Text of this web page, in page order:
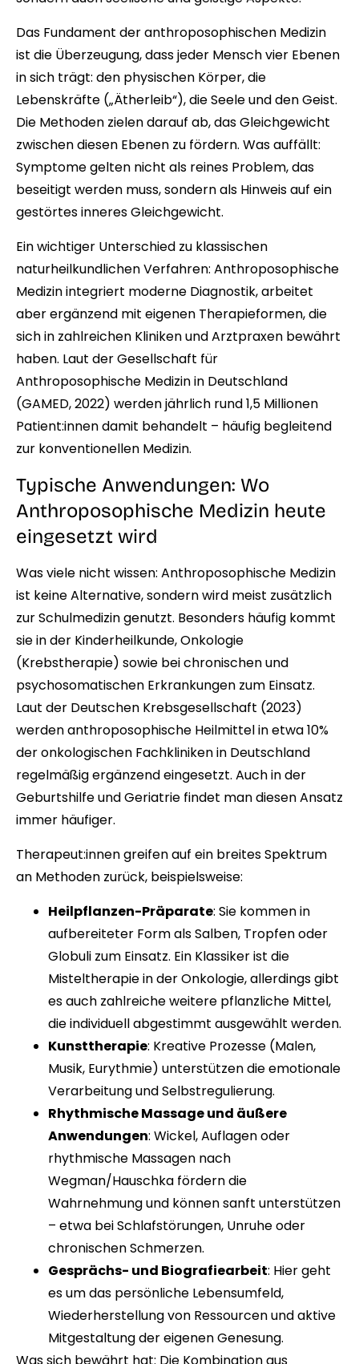
Das Fundament der anthroposophischen Medizin
ist die Überzeugung, dass jeder Mensch vier Ebenen
in sich trägt: den physischen Körper, die
Lebenskräfte („Ätherleib“), die Seele und den Geist.
Die Methoden zielen darauf ab, das Gleichgewicht
zwischen diesen Ebenen zu fördern. Was auffällt:
Symptome gelten nicht als reines Problem, das
beseitigt werden muss, sondern als Hinweis auf ein
gestörtes inneres Gleichgewicht.
Ein wichtiger Unterschied zu klassischen
naturheilkundlichen Verfahren: Anthroposophische
Medizin integriert moderne Diagnostik, arbeitet
aber ergänzend mit eigenen Therapieformen, die
sich in zahlreichen Kliniken und Arztpraxen bewährt
haben. Laut der Gesellschaft für
Anthroposophische Medizin in Deutschland
(GAMED, 2022) werden jährlich rund 1,5 Millionen
Patient:innen damit behandelt – häufig begleitend
zur konventionellen Medizin.
Typische Anwendungen: Wo
Anthroposophische Medizin heute
eingesetzt wird
Was viele nicht wissen: Anthroposophische Medizin
ist keine Alternative, sondern wird meist zusätzlich
zur Schulmedizin genutzt. Besonders häufig kommt
sie in der Kinderheilkunde, Onkologie
(Krebstherapie) sowie bei chronischen und
psychosomatischen Erkrankungen zum Einsatz.
Laut der Deutschen Krebsgesellschaft (2023)
werden anthroposophische Heilmittel in etwa 10%
der onkologischen Fachkliniken in Deutschland
regelmäßig ergänzend eingesetzt. Auch in der
Geburtshilfe und Geriatrie findet man diesen Ansatz
immer häufiger.
Therapeut:innen greifen auf ein breites Spektrum
an Methoden zurück, beispielsweise:
Heilpflanzen-Präparate: Sie kommen in
aufbereiteter Form als Salben, Tropfen oder
Globuli zum Einsatz. Ein Klassiker ist die
Misteltherapie in der Onkologie, allerdings gibt
es auch zahlreiche weitere pflanzliche Mittel,
die individuell abgestimmt ausgewählt werden.
Kunsttherapie: Kreative Prozesse (Malen,
Musik, Eurythmie) unterstützen die emotionale
Verarbeitung und Selbstregulierung.
Rhythmische Massage und äußere
Anwendungen: Wickel, Auflagen oder
rhythmische Massagen nach
Wegman/Hauschka fördern die
Wahrnehmung und können sanft unterstützen
– etwa bei Schlafstörungen, Unruhe oder
chronischen Schmerzen.
Gesprächs- und Biografiearbeit: Hier geht
es um das persönliche Lebensumfeld,
Wiederherstellung von Ressourcen und aktive
Mitgestaltung der eigenen Genesung.